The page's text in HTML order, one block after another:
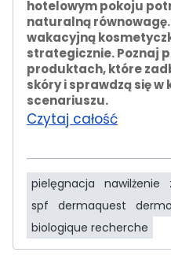
hotelowym pokoju
naturalną
wakacyjną
strategicznie. Poznaj
produktach, które
skóry i sprawdzą się
scenariuszu.
Czytaj całość
pielęgnacja nawilżenie
spf
dermaquest
biologique recherche